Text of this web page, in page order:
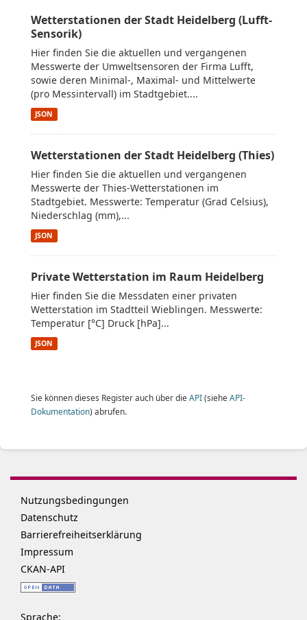
Wetterstationen der Stadt Heidelberg (Lufft-
Sensorik)
Hier finden Sie die aktuellen und vergangenen
Messwerte der Umweltsensoren der Firma Lufft,
sowie deren Minimal-, Maximal- und Mittelwerte
(pro Messintervall) im Stadtgebiet....
JSON
Wetterstationen der Stadt Heidelberg (Thies)
Hier finden Sie die aktuellen und vergangenen
Messwerte der Thies-Wetterstationen im
Stadtgebiet. Messwerte: Temperatur (Grad Celsius),
Niederschlag (mm),...
JSON
Private Wetterstation im Raum Heidelberg
Hier finden Sie die Messdaten einer privaten
Wetterstation im Stadtteil Wieblingen. Messwerte:
Temperatur [°C] Druck [hPa]...
JSON
Sie können dieses Register auch über die API(siehe API-
Dokumentation) abrufen.
Nutzungsbedingungen
Datenschutz
Barrierefreiheitserklärung
Impressum
CKAN-API
Sprache